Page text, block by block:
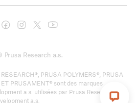
Prusa Research a.s.
PRUSA POLYMERS®, PRUSA
PRUSAMENT® sont des marques
a.s. utilisées par Prusa Research a.s.
a.s.